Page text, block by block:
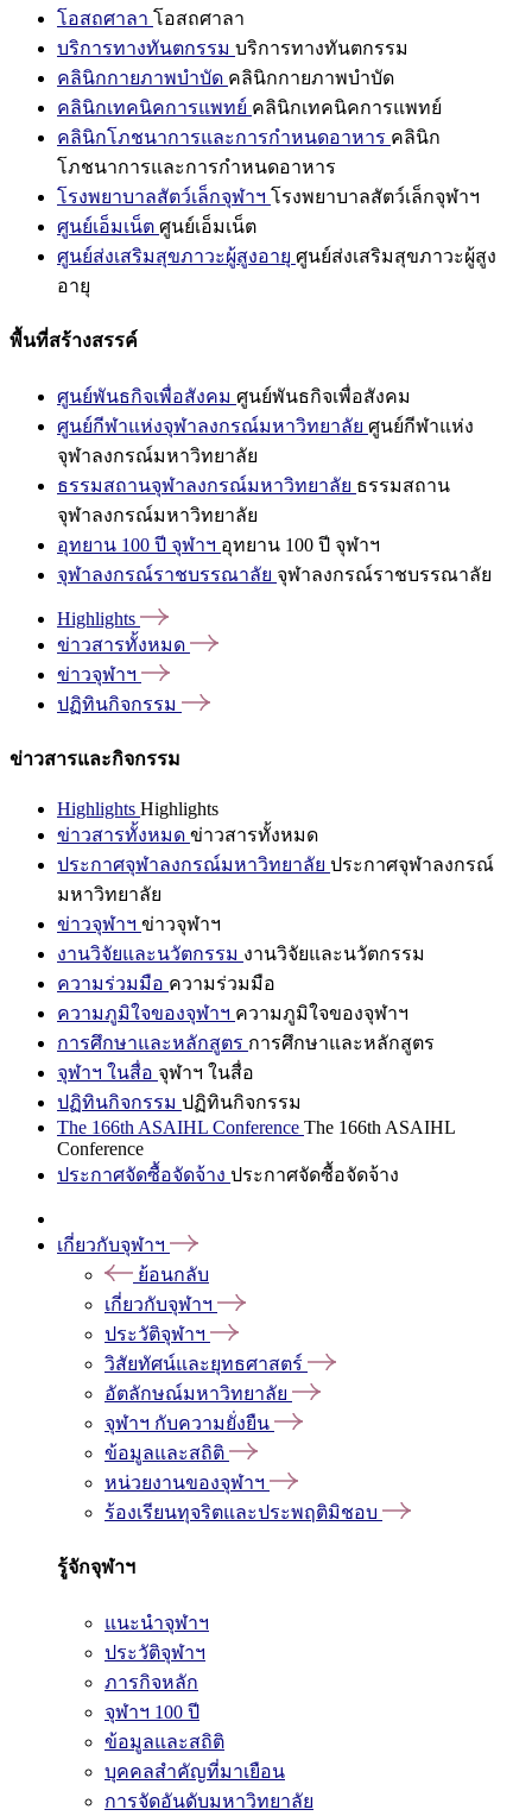
โอสถศาลา โอสถศาลา
บริการทางทันตกรรม บริการทางทันตกรรม
คลินิกกายภาพบำบัด คลินิกกายภาพบำบัด
คลินิกเทคนิคการแพทย์ คลินิกเทคนิคการแพทย์
คลินิกโภชนาการและการกำหนดอาหาร คลินิก
โภชนาการและการกำหนดอาหาร
โรงพยาบาลสัตว์เล็กจุฬาฯ โรงพยาบาลสัตว์เล็กจุฬาฯ
ศูนย์เอ็มเน็ต ศูนย์เอ็มเน็ต
ศูนย์ส่งเสริมสุขภาวะผู้สูงอายุ ศูนย์ส่งเสริมสุขภาวะผู้สูง
อายุ
พื้นที่สร้างสรรค์
ศูนย์พันธกิจเพื่อสังคม ศูนย์พันธกิจเพื่อสังคม
ศูนย์กีฬาแห่งจุฬาลงกรณ์มหาวิทยาลัย ศูนย์กีฬาแห่ง
จุฬาลงกรณ์มหาวิทยาลัย
ธรรมสถานจุฬาลงกรณ์มหาวิทยาลัย ธรรมสถาน
จุฬาลงกรณ์มหาวิทยาลัย
อุทยาน 100 ปี จุฬาฯ อุทยาน 100 ปี จุฬาฯ
จุฬาลงกรณ์ราชบรรณาลัย จุฬาลงกรณ์ราชบรรณาลัย
Highlights
ข่าวสารทั้งหมด
ข่าวจุฬาฯ
ปฏิทินกิจกรรม
ข่าวสารและกิจกรรม
Highlights Highlights
ข่าวสารทั้งหมด ข่าวสารทั้งหมด
ประกาศจุฬาลงกรณ์มหาวิทยาลัย ประกาศจุฬาลงกรณ์
มหาวิทยาลัย
ข่าวจุฬาฯ ข่าวจุฬาฯ
งานวิจัยและนวัตกรรม งานวิจัยและนวัตกรรม
ความร่วมมือ ความร่วมมือ
ความภูมิใจของจุฬาฯ ความภูมิใจของจุฬาฯ
การศึกษาและหลักสูตร การศึกษาและหลักสูตร
จุฬาฯ ในสื่อ จุฬาฯ ในสื่อ
ปฏิทินกิจกรรม ปฏิทินกิจกรรม
The 166th ASAIHL Conference The 166th ASAIHL
Conference
ประกาศจัดซื้อจัดจ้าง ประกาศจัดซื้อจัดจ้าง
เกี่ยวกับจุฬาฯ
ย้อนกลับ
เกี่ยวกับจุฬาฯ
ประวัติจุฬาฯ
วิสัยทัศน์และยุทธศาสตร์
อัตลักษณ์มหาวิทยาลัย
จุฬาฯ กับความยั่งยืน
ข้อมูลและสถิติ
หน่วยงานของจุฬาฯ
ร้องเรียนทุจริตและประพฤติมิชอบ
รู้จักจุฬาฯ
แนะนำจุฬาฯ
ประวัติจุฬาฯ
ภารกิจหลัก
จุฬาฯ 100 ปี
ข้อมูลและสถิติ
บุคคลสำคัญที่มาเยือน
การจัดอันดับมหาวิทยาลัย